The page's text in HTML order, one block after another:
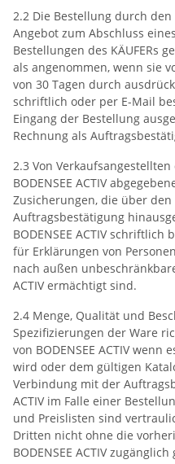
2.2 Die Bestellung durch
Angebot zum Abschluss
Bestellungen des KÄUFERs
als angenommen, wenn sie
von 30 Tagen durch
schriftlich oder per E-Mail
Eingang der Bestellung
Rechnung als
2.3 Von
BODENSEE ACTIV
Zusicherungen, die über
Auftragsbestätigung
BODENSEE ACTIV
für Erklärungen von
nach außen
ACTIV ermächtigt sind.
2.4 Menge, Qualität und
Spezifizierungen der Ware
von BODENSEE ACTIV wenn
wird oder dem gültigen
Verbindung mit der
ACTIV im Falle einer
und Preislisten sind
Dritten nicht ohne die
BODENSEE ACTIV